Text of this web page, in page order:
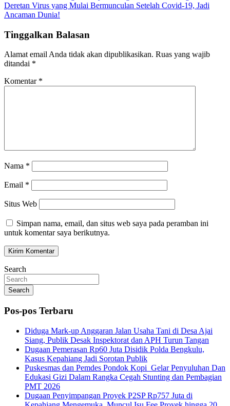
pos
Deretan Virus yang Mulai Bermunculan Setelah Covid-19, Jadi
Ancaman Dunia!
Tinggalkan Balasan
Alamat email Anda tidak akan dipublikasikan. Ruas yang wajib
ditandai *
Komentar *
Nama *
Email *
Situs Web
Simpan nama, email, dan situs web saya pada peramban ini
untuk komentar saya berikutnya.
Search
Search
Pos-pos Terbaru
Diduga Mark-up Anggaran Jalan Usaha Tani di Desa Ajai
Siang, Publik Desak Inspektorat dan APH Turun Tangan
Dugaan Pemerasan Rp60 Juta Disidik Polda Bengkulu,
Kasus Kepahiang Jadi Sorotan Publik
Puskesmas dan Pemdes Pondok Kopi Gelar Penyuluhan Dan
Edukasi Gizi Dalam Rangka Cegah Stunting dan Pembagian
PMT 2026
Dugaan Penyimpangan Proyek P2SP Rp757 Juta di